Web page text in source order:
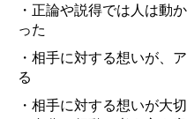
・正論や説得では人は動
った
・相手に対する想いが、
る
・相手に対する想いが大